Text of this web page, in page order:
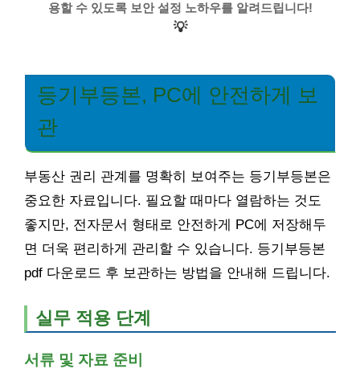
용할 수 있도록 보안 설정 노하우를 알려드립니다!
💡
등기부등본, PC에 안전하게 보
관
부동산 권리 관계를 명확히 보여주는 등기부등본은
중요한 자료입니다. 필요할 때마다 열람하는 것도
좋지만, 전자문서 형태로 안전하게 PC에 저장해두
면 더욱 편리하게 관리할 수 있습니다. 등기부등본
pdf 다운로드 후 보관하는 방법을 안내해 드립니다.
실무 적용 단계
서류 및 자료 준비